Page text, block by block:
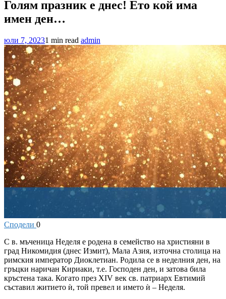
Голям празник е днес! Ето кой има
имен ден…
юли 7, 20231 min read admin
Сподели 0
С в. мъченица Неделя е родена в семейство на християни в
град Никомидия (днес Измит), Мала Азия, източна столица на
римския император Диоклетиан. Родила се в неделния ден, на
гръцки наричан Кириаки, т.е. Господен ден, и затова била
кръстена така. Когато през XIV век св. патриарх Евтимий
съставил житието ѝ, той превел и името ѝ – Неделя.